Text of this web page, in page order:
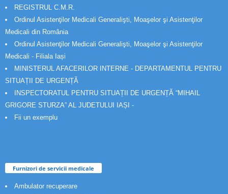
REGISTRUL C.M.R.
Ordinul Asistenţilor Medicali Generalişti, Moaşelor şi Asistenţilor
Medicali din România
Ordinul Asistenţilor Medicali Generalişti, Moaşelor şi Asistenţilor
Medicali - Filiala Iași
MINISTERUL AFACERILOR INTERNE - DEPARTAMENTUL PENTRU
SITUAȚII DE URGENȚĂ
INSPECTORATUL PENTRU SITUAȚII DE URGENȚĂ “MIHAIL
GRIGORE STURZA” AL JUDETULUI IAȘI -
Fii un exemplu
Furnizori de servicii medicale
Ambulator recuperare